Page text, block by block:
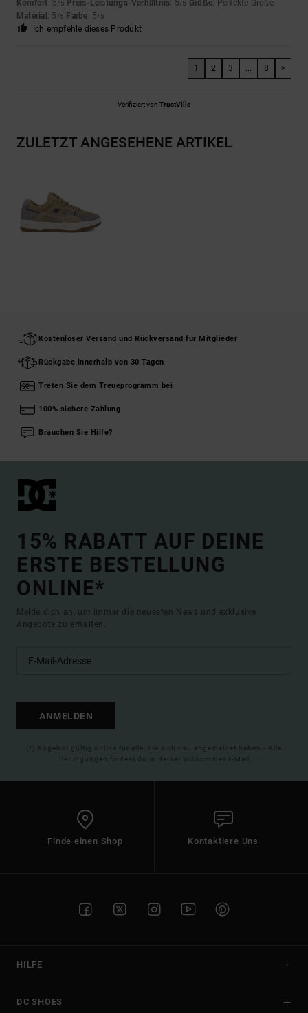
Komfort: 5/5 Preis-Leistungs-Verhältnis: 5/5 Größe: Perfekte Größe
Material: 5 /5 Farbe: 5/5
Ich empfehle dieses Produkt
1 2 3 8 >
Verifiziert von TrustVille
ZULETZT ANGESEHENE ARTIKEL
Kostenloser Versand und Rückversand für Mitglieder
Rückgabe innerhalb von 30 Tagen
Treten Sie dem Treueprogramm bei
100% sichere Zahlung
Brauchen Sie Hilfe?
15% RABATT AUF DEINE
ERSTE BESTELLUNG
ONLINE*
Melde dich an, um immer die neuesten News und exklusive
Angebote zu erhalten.
ANMELDEN
(*) Angebot gültig online für alle, die sich neu angemeldet haben - Alle
Bedingungen findest du in deiner Willkommens-Mail
Finde einen Shop Kontaktiere Uns
HILFE
DC SHOES